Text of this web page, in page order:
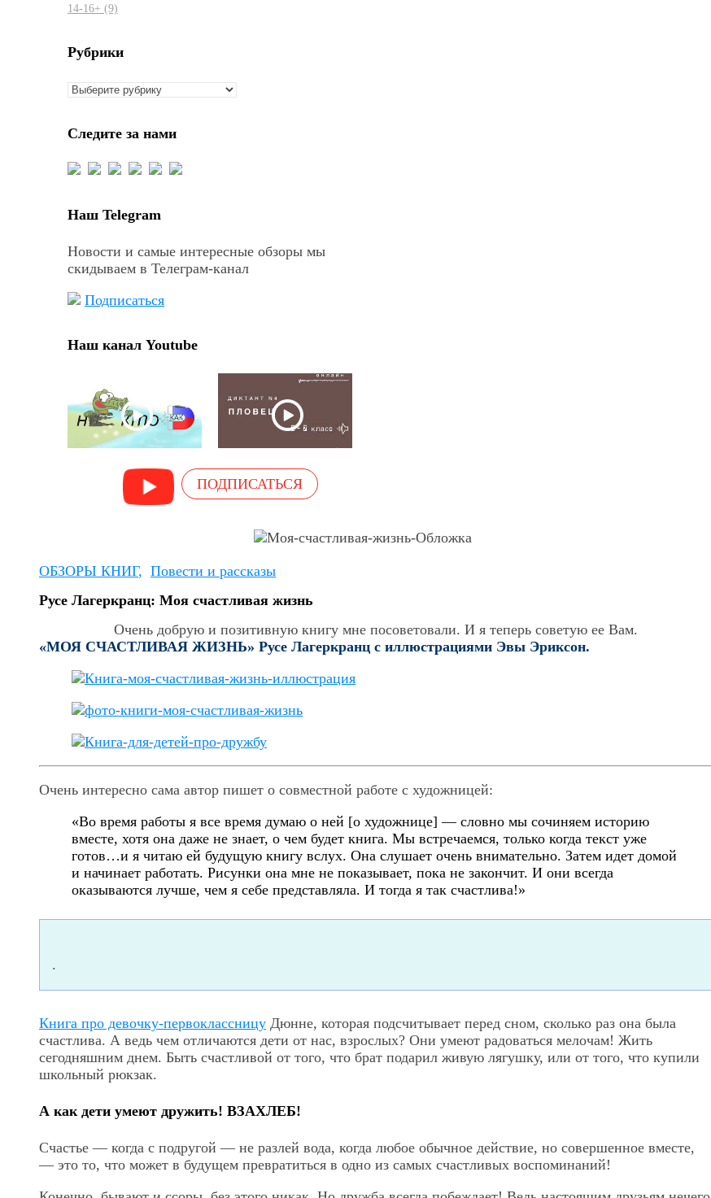
14-16+ (9)
Рубрики
Рубрики
Следите за нами
Наш Telegram
Новости и самые интересные обзоры мы
скидываем в Телеграм-канал
Подписаться
Наш канал Youtube
ПОДПИСАТЬСЯ
ОБЗОРЫ КНИГ, Повести и рассказы
Русе Лагеркранц: Моя счастливая жизнь
Очень добрую и позитивную книгу мне посоветовали. И я теперь советую ее Вам.
«МОЯ СЧАСТЛИВАЯ ЖИЗНЬ» Русе Лагеркранц с иллюстрациями Эвы Эриксон.
Очень интересно сама автор пишет о совместной работе с художницей:
«Во время работы я все время думаю о ней [о художнице] — словно мы сочиняем историю
вместе, хотя она даже не знает, о чем будет книга. Мы встречаемся, только когда текст уже
готов…и я читаю ей будущую книгу вслух. Она слушает очень внимательно. Затем идет домой
и начинает работать. Рисунки она мне не показывает, пока не закончит. И они всегда
оказываются лучше, чем я себе представляла. И тогда я так счастлива!»
.
Книга про девочку-первоклассницу Дюнне, которая подсчитывает перед сном, сколько раз она была
счастлива. А ведь чем отличаются дети от нас, взрослых? Они умеют радоваться мелочам! Жить
сегодняшним днем. Быть счастливой от того, что брат подарил живую лягушку, или от того, что купили
школьный рюкзак.
А как дети умеют дружить! ВЗАХЛЕБ!
Счастье — когда с подругой — не разлей вода, когда любое обычное действие, но совершенное вместе,
— это то, что может в будущем превратиться в одно из самых счастливых воспоминаний!